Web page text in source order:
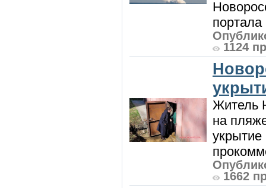
1124
Житель
на
1662